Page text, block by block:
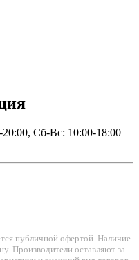
Сб-Вс: 10:00-18:00
публичной офертой. Наличие
Производители оставляют за